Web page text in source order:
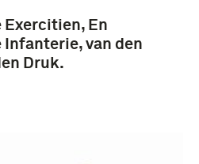
Exercitien, En
Infanterie, van den
Druk.